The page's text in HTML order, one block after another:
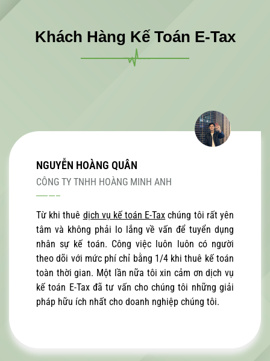
Khách Hàng Kế Toán E-Tax
NGUYỄN HOÀNG QUÂN
CÔNG TY TNHH HOÀNG MINH ANH
Từ khi thuê dịch vụ kế toán E-Tax chúng tôi rất yên
tâm và không phải lo lắng về vấn để tuyển dụng
nhân sự kế toán. Công việc luôn luôn có người
theo dõi với mức phí chỉ bằng 1/4 khi thuê kế toán
toàn thời gian. Một lần nữa tôi xin cảm ơn dịch vụ
kế toán E-Tax đã tư vấn cho chúng tôi những giải
pháp hữu ích nhất cho doanh nghiệp chúng tôi.